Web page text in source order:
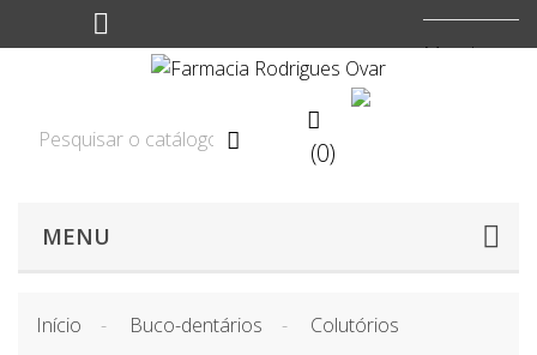
Moeda:


(0)
MENU
Início Buco-dentários Colutórios